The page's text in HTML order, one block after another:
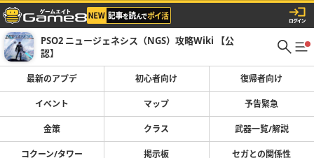
PSO2 ニュージェネシス（NGS）攻略Wiki 【公
認】
最新のアプデ 初心者向け 復帰者向け
イベント マップ 予告緊急
金策 クラス 武器一覧/解説
コクーン/タワー 掲示板 セガとの関係性